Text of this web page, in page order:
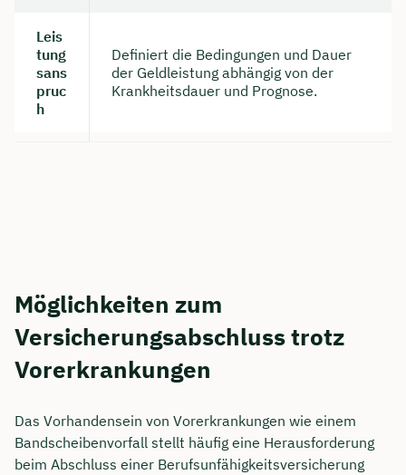
Leis
tung
sans
pruc
h
Definiert die Bedingungen und Dauer
der Geldleistung abhängig von der
Krankheitsdauer und Prognose.
Möglichkeiten zum
Versicherungsabschluss trotz
Vorerkrankungen
Das Vorhandensein von Vorerkrankungen wie einem
Bandscheibenvorfall stellt häufig eine Herausforderung
beim Abschluss einer Berufsunfähigkeitsversicherung